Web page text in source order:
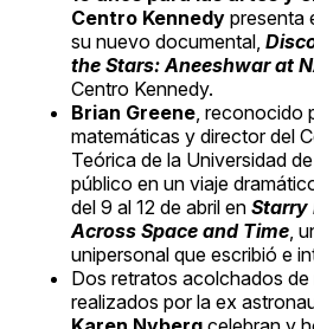
Centro Kennedy presenta
su nuevo documental,
the Stars: Aneeshwar at
Centro Kennedy.
Brian Greene ,
matemáticas y director del
Teórica de la Universidad
público en un viaje
del 9 al 12 de abril en Starry
Across Space and Time ,
unipersonal que escribió e
Dos retratos acolchados
realizados por la ex